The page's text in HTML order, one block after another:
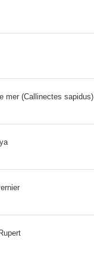
mer (Callinectes sapidus)